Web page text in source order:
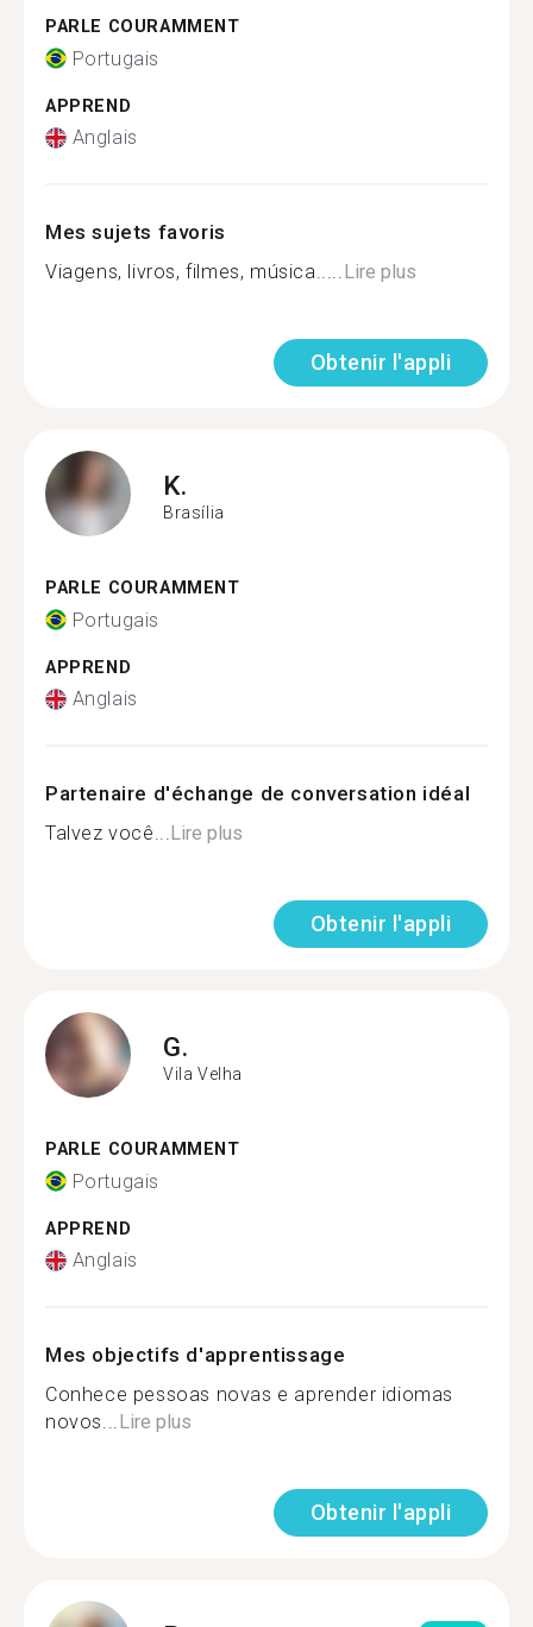
PARLE COURAMMENT
Portugais
APPREND
Anglais
Mes sujets favoris
Viagens, livros, filmes, música.....Lire plus
Obtenir l'appli
K.
Brasília
PARLE COURAMMENT
Portugais
APPREND
Anglais
Partenaire d'échange de conversation idéal
Talvez você...Lire plus
Obtenir l'appli
G.
Vila Velha
PARLE COURAMMENT
Portugais
APPREND
Anglais
Mes objectifs d'apprentissage
Conhece pessoas novas e aprender idiomas
novos...Lire plus
Obtenir l'appli